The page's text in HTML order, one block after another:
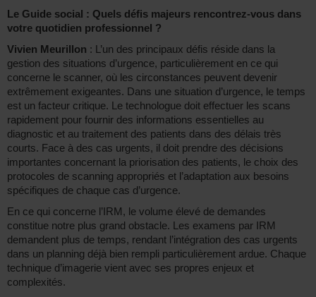
Le Guide social : Quels défis majeurs rencontrez-vous dans
votre quotidien professionnel ?
Vivien Meurillon : L’un des principaux défis réside dans la
gestion des situations d’urgence, particulièrement en ce qui
concerne le scanner, où les circonstances peuvent devenir
extrêmement exigeantes. Dans une situation d’urgence, le temps
est un facteur critique. Le technologue doit effectuer les scans
rapidement pour fournir des informations essentielles au
diagnostic et au traitement des patients dans des délais très
courts. Face à des cas urgents, il doit prendre des décisions
importantes concernant la priorisation des patients, le choix des
protocoles de scanning appropriés et l’adaptation aux besoins
spécifiques de chaque cas d’urgence.
En ce qui concerne l’IRM, le volume élevé de demandes
constitue notre plus grand obstacle. Les examens par IRM
demandent plus de temps, rendant l’intégration des cas urgents
dans un planning déjà bien rempli particulièrement ardue. Chaque
technique d’imagerie vient avec ses propres enjeux et
complexités.